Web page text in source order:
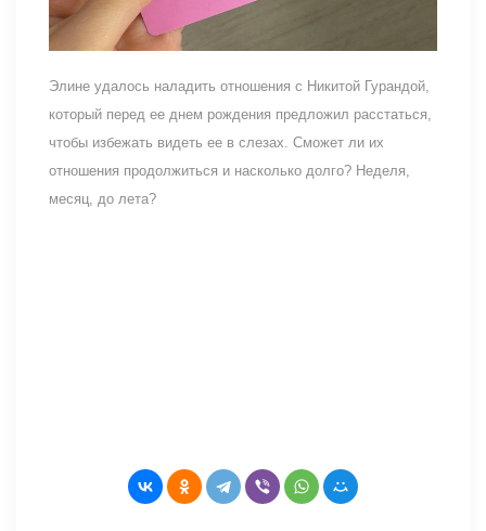
Элине удалось наладить отношения с Никитой Гурандой,
который перед ее днем рождения предложил расстаться,
чтобы избежать видеть ее в слезах. Сможет ли их
отношения продолжиться и насколько долго? Неделя,
месяц, до лета?